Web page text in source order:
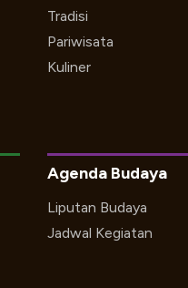
Tradisi
Pariwisata
Kuliner
Agenda Budaya
Liputan Budaya
Jadwal Kegiatan